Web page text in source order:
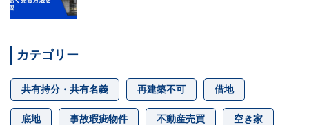
カテゴリー
共有持分・共有名義 再建築不可 借地
底地 事故瑕疵物件 不動産売買 空き家